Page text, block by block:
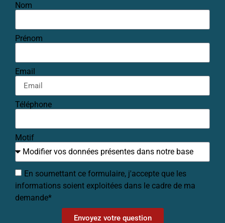
Nom
Prénom
Email
Téléphone
Motif
En soumettant ce formulaire, j'accepte que les
informations soient exploitées dans le cadre de ma
demande*
Envoyez votre question